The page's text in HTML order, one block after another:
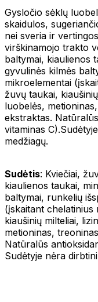
Gysločio sėklų
skaidulos,
nei sveria ir
virškinamojo trakto
baltymai, kiaulienos
gyvulinės kilmės
mikroelementai
žuvų taukai,
luobelės,
ekstraktas.
vitaminas
medžiagų.
Sudėtis: Kviečiai,
kiaulienos taukai,
baltymai, runkelių
(įskaitant
kiaušinių milteliai,
metioninas,
Natūralūs
Sudėtyje nėra